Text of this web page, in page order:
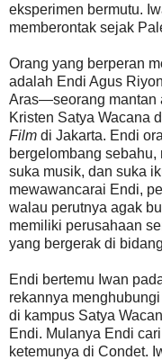
eksperimen bermutu.
memberontak sejak
Orang yang berperan
adalah Endi Agus
Aras—seorang mantan
Kristen Satya Wacana
Film di Jakarta. Endi
bergelombang
suka musik, dan suka
mewawancarai Endi,
walau perutnya agak
memiliki perusahaan
yang bergerak di bidang
Endi bertemu Iwan
rekannya
di kampus Satya
Endi. Mulanya Endi
ketemunya di Condet.